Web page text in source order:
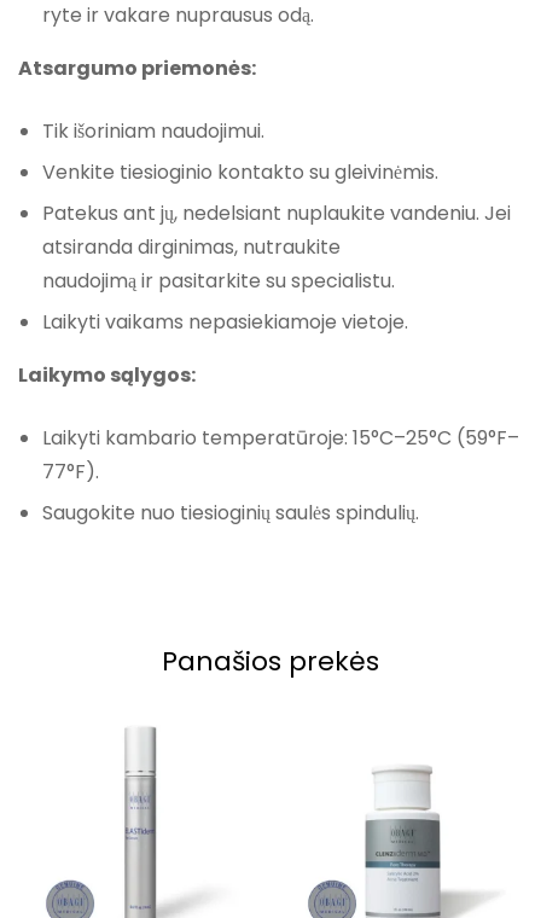
ryte ir vakare nuprausus odą.
Atsargumo priemonės:
Tik išoriniam naudojimui.
Venkite tiesioginio kontakto su gleivinėmis.
Patekus ant jų, nedelsiant nuplaukite vandeniu. Jei
atsiranda dirginimas, nutraukite
naudojimą ir pasitarkite su specialistu.
Laikyti vaikams nepasiekiamoje vietoje.
Laikymo sąlygos:
Laikyti kambario temperatūroje: 15°C–25°C (59°F–
77°F).
Saugokite nuo tiesioginių saulės spindulių.
Panašios prekės